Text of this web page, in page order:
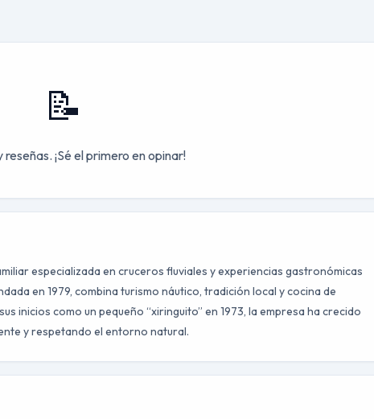
📝
reseñas. ¡Sé el primero en opinar!
especializada en cruceros fluviales y experiencias gastronómicas
en 1979, combina turismo náutico, tradición local y cocina de
inicios como un pequeño “xiringuito” en 1973, la empresa ha crecido
y respetando el entorno natural.